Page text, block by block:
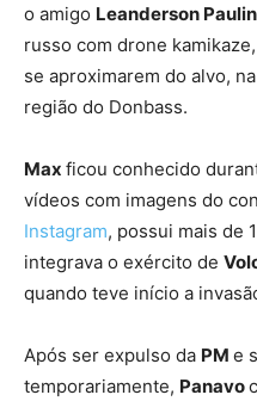
o amigo Leanderson
russo com drone
se aproximarem do alvo,
região do Donbass.
Max ficou conhecido
vídeos com imagens do
Instagram, possui mais de
integrava o exército de
quando teve início a
Após ser expulso da PM e
temporariamente, Panavo